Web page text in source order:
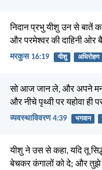
निदान प्रभु यीशु उन से बातें
और परमेश्वर की दाहिनी ओर
मरकुस 16:19 यीशु अधिरोहण
सो आज जान ले, और अपने
और नीचे पृथ्वी पर यहोवा ही
व्यवस्थाविवरण 4:39 भगवान
यीशु ने उस से कहा, यदि तू
बेचकर कंगालों को दे; और तुझे